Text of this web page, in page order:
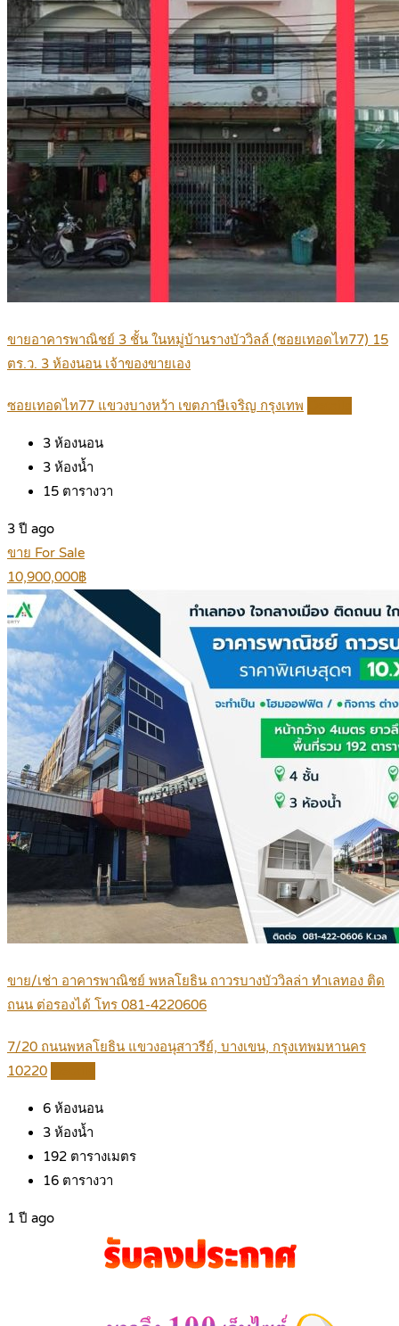
ขายอาคารพาณิชย์ 3 ชั้น ในหมู่บ้านรางบัววิลล์ (ซอยเทอดไท77) 15
ตร.ว. 3 ห้องนอน เจ้าของขายเอง
ซอยเทอดไท77 แขวงบางหว้า เขตภาษีเจริญ กรุงเทพ
3 ห้องนอน
3 ห้องน้ำ
15 ตารางวา
3 ปี ago
ขาย For Sale
10,900,000฿
ขาย/เช่า อาคารพาณิชย์ พหลโยธิน ถาวรบางบัววิลล่า ทำเลทอง ติด
ถนน ต่อรองได้ โทร 081-4220606
7/20 ถนนพหลโยธิน แขวงอนุสาวรีย์, บางเขน, กรุงเทพมหานคร
10220
6 ห้องนอน
3 ห้องน้ำ
192 ตารางเมตร
16 ตารางวา
1 ปี ago